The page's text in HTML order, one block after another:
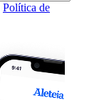
Política de